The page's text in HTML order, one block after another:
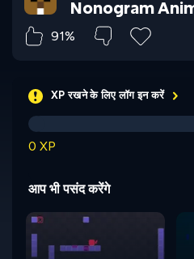
Nonogram
91%
XP रखने के लिए लॉग इन करें
0 XP
आप भी पसंद करेंगे